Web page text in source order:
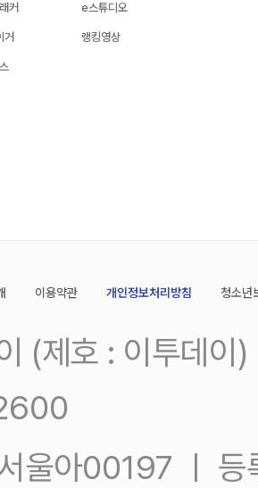
커
거
e스튜디오
랭킹영상
이용약관 개인정보처리방침 청소년
(제호 : 이투데
울아00197 ㅣ